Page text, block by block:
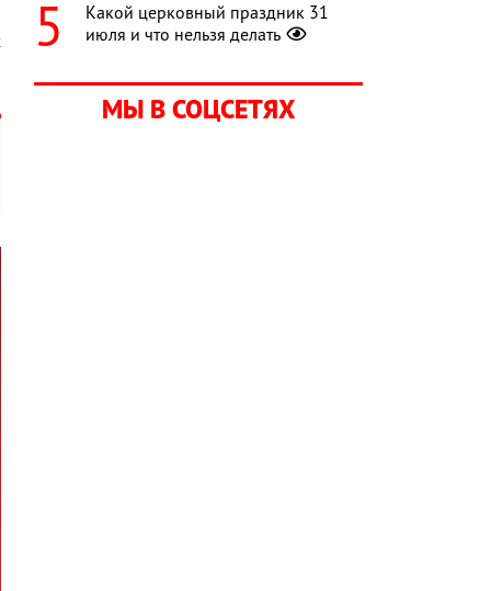
Какой церковный праздник 31
июля и что нельзя делать
МЫ В СОЦСЕТЯХ